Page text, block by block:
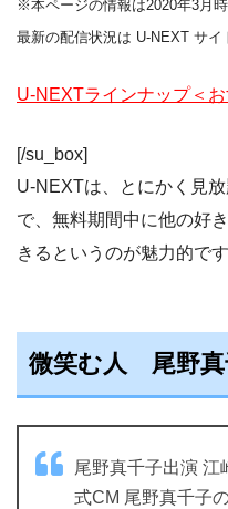
※本ページの情報は2020年3月時
最新の配信状況は U-NEXT サイ
U-NEXTラインナップ＜
[/su_box]
U-NEXTは、とにかく見
で、無料期間中に他の好
きるというのが魅力的です
微笑む人 尾野
尾野真千子出演 江
式CM 尾野真千子